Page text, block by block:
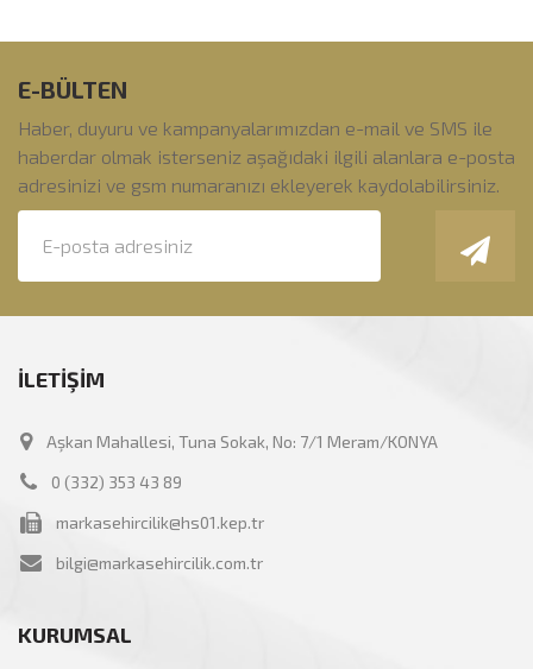
E-BÜLTEN
Haber, duyuru ve kampanyalarımızdan e-mail ve SMS ile
haberdar olmak isterseniz aşağıdaki ilgili alanlara e-posta
adresinizi ve gsm numaranızı ekleyerek kaydolabilirsiniz.
İLETİŞİM
Aşkan Mahallesi, Tuna Sokak, No: 7/1 Meram/KONYA
0 (332) 353 43 89
markasehircilik@hs01.kep.tr
bilgi@markasehircilik.com.tr
KURUMSAL